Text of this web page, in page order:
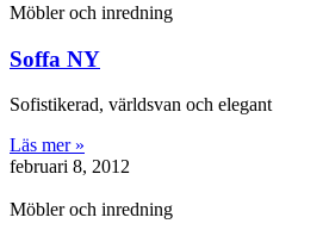
Möbler och inredning
Soffa NY
Sofistikerad, världsvan och elegant
Läs mer »
februari 8, 2012
Möbler och inredning